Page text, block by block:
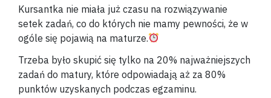
Kursantka nie miała już czasu na rozwiązywanie
setek zadań, co do których nie mamy pewności, że w
ogóle się pojawią na maturze.
Trzeba było skupić się tylko na 20% najważniejszych
zadań do matury, które odpowiadają aż za 80%
punktów uzyskanych podczas egzaminu.